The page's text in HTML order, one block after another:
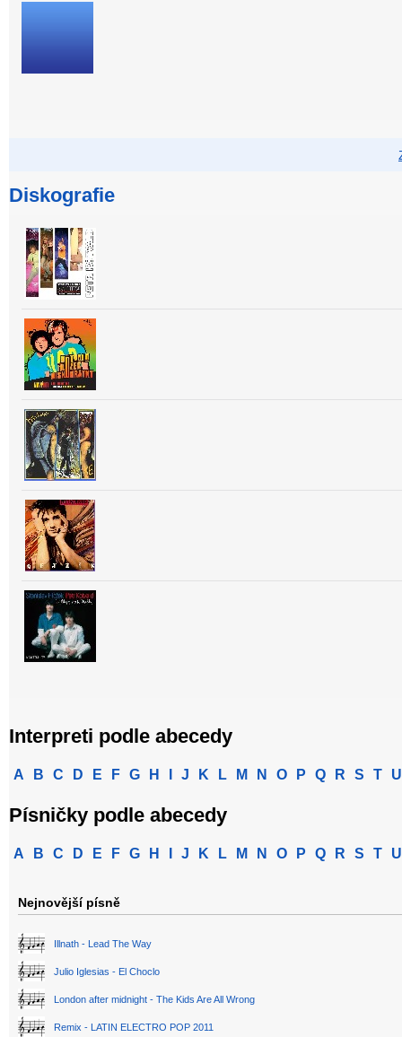
Diskografie
Interpreti podle abecedy
A B C D E F G H J K L M N O P Q R S T U
Písničky podle abecedy
A B C D E F G H J K L M N O P Q R S T U
Nejnovější písně
Illnath - Lead The Way
Julio Iglesias - El Choclo
London after midnight - The Kids Are All Wrong
Remix - LATIN ELECTRO POP 2011